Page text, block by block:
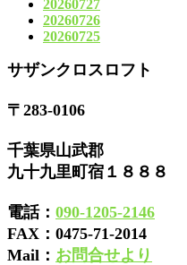
20260727
20260726
20260725
サザンクロスロフト
〒283-0106
千葉県山武郡
九十九里町宿１８８８
電話： 090-1205-2146
FAX： 0475-71-2014
Mail： お問合せより